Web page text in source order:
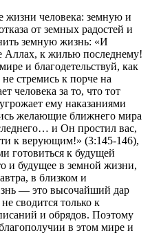
жизни человека: земную и
от земных радостей и
земную жизнь: «И
Аллах, к жилью последнему!
и благодетельствуй, как
стремись к порче на
человека за то, что тот
ему наказаниями
желающие ближнего мира
и Он простил вас,
к верующим!» (3:145-146),
готовиться к будущей
и будущее в земной жизни,
в близком и
— это высочайший дар
сводится только к
и обрядов. Поэтому
в этом мире и